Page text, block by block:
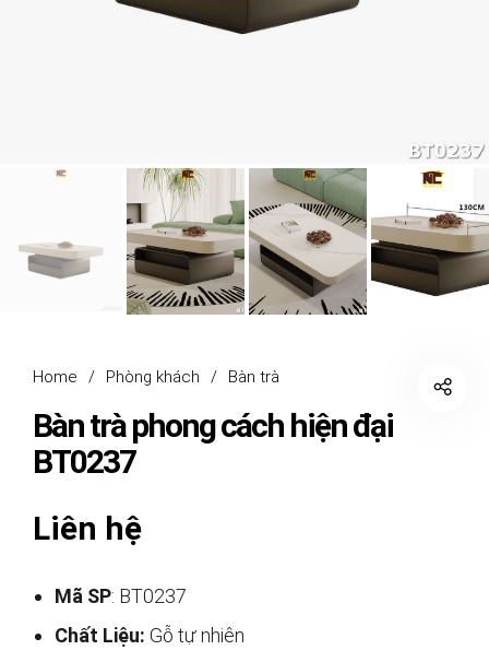
Home / Phòng khách / Bàn trà
Bàn trà phong cách hiện đại
BT0237
Liên hệ
Mã SP: BT0237
Chất Liệu: Gỗ tự nhiên